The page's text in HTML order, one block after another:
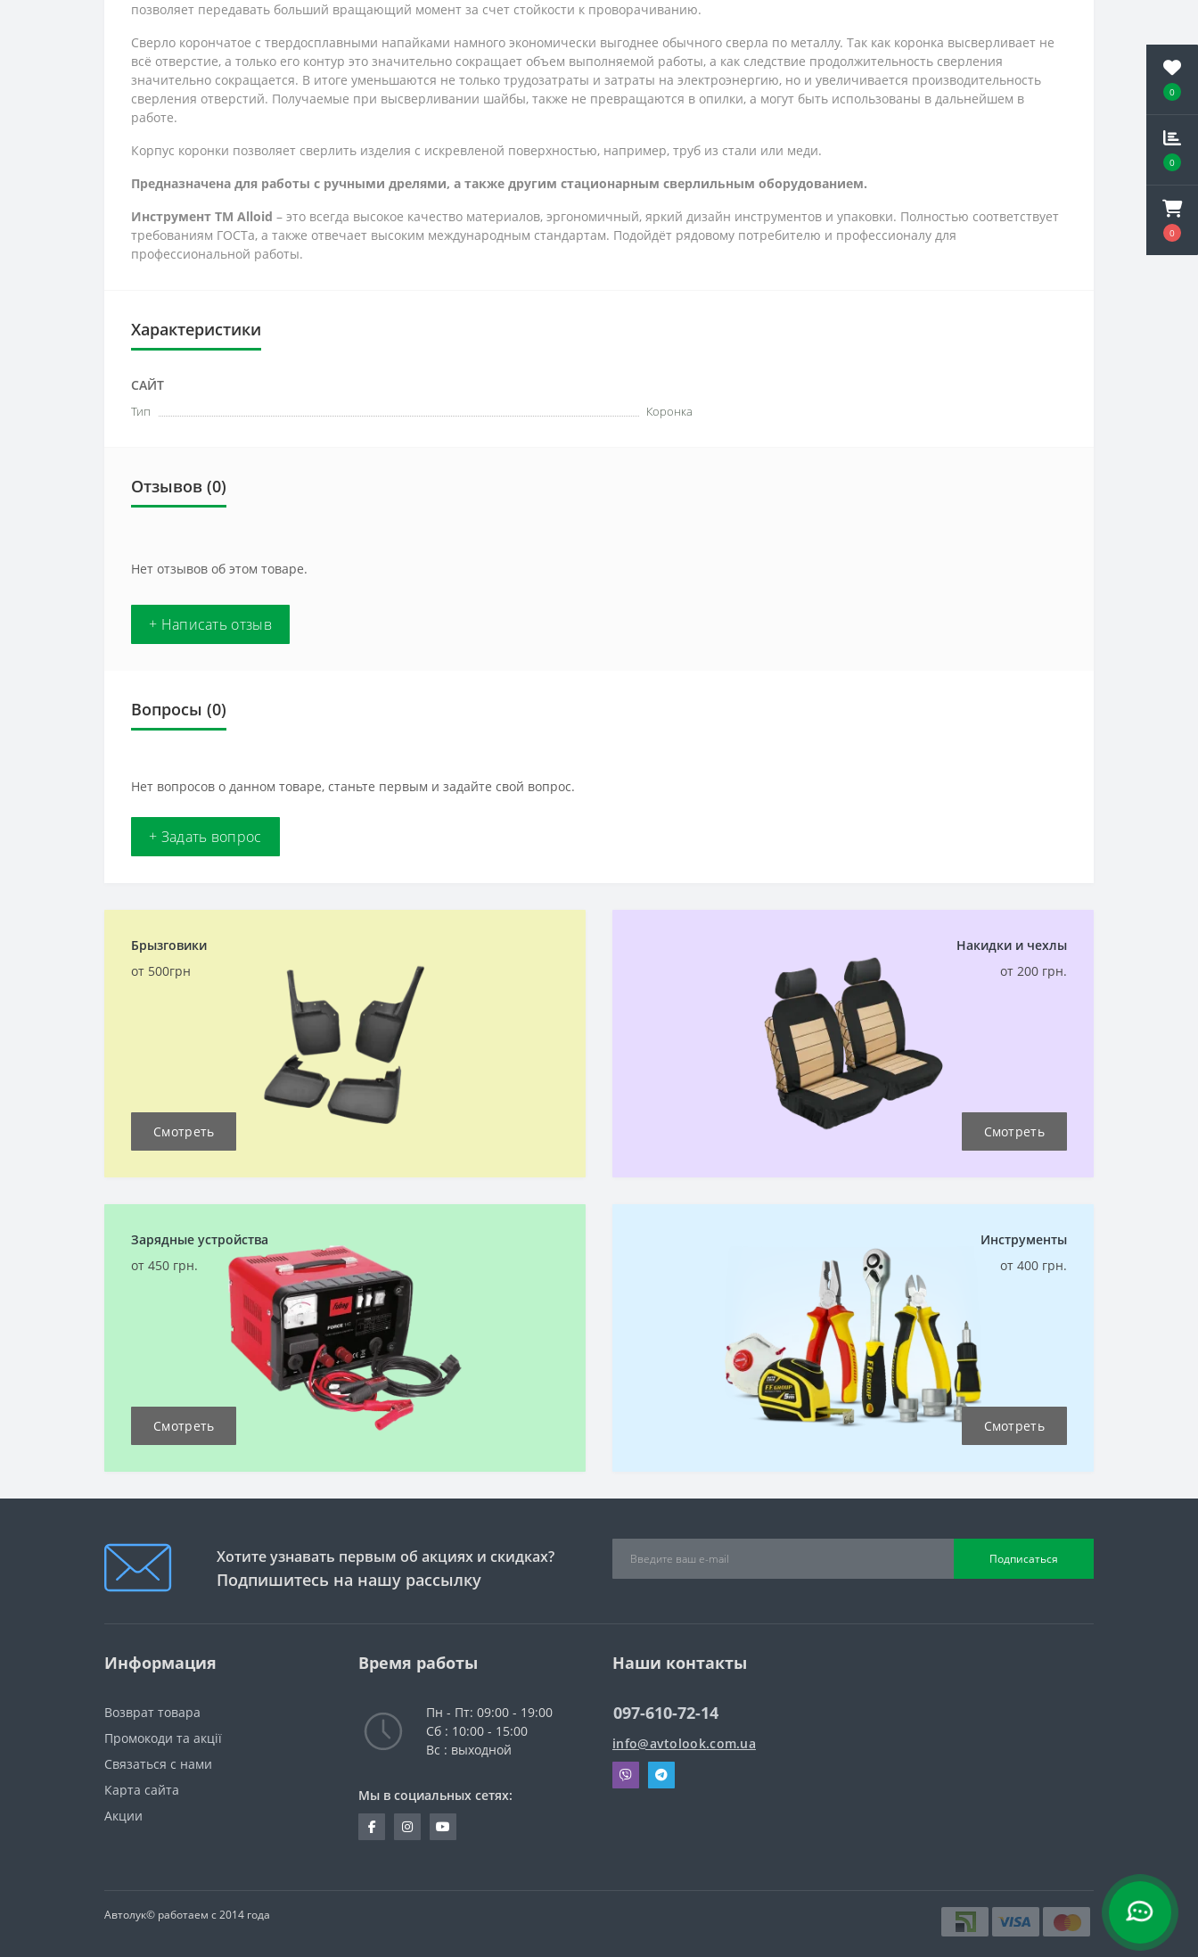
0
0
0
позволяет передавать больший вращающий момент за счет стойкости к проворачиванию.
Сверло корончатое с твердосплавными напайками намного экономически выгоднее обычного сверла по металлу. Так как коронка высверливает не
всё отверстие, а только его контур это значительно сокращает объем выполняемой работы, а как следствие продолжительность сверления
значительно сокращается. В итоге уменьшаются не только трудозатраты и затраты на электроэнергию, но и увеличивается производительность
сверления отверстий. Получаемые при высверливании шайбы, также не превращаются в опилки, а могут быть использованы в дальнейшем в
работе.
Корпус коронки позволяет сверлить изделия с искревленой поверхностью, например, труб из стали или меди.
Предназначена для работы с ручными дрелями, а также другим стационарным сверлильным оборудованием.
Инструмент ТМ Alloid – это всегда высокое качество материалов, эргономичный, яркий дизайн инструментов и упаковки. Полностью соответствует
требованиям ГОСТа, а также отвечает высоким международным стандартам. Подойдёт рядовому потребителю и профессионалу для
профессиональной работы.
Характеристики
САЙТ
Тип Коронка
Отзывов (0)
Нет отзывов об этом товаре.
+ Написать отзыв
Вопросы (0)
Нет вопросов о данном товаре, станьте первым и задайте свой вопрос.
+ Задать вопрос
Брызговики
от 500грн
Смотреть
Накидки и чехлы
от 200 грн.
Смотреть
Зарядные устройства
от 450 грн.
Смотреть
Инструменты
от 400 грн.
Смотреть
Хотите узнавать первым об акциях и скидках?
Подпишитесь на нашу рассылку
Подписаться
Информация
Возврат товара
Промокоди та акції
Связаться с нами
Карта сайта
Акции
Время работы
Пн - Пт: 09:00 - 19:00
Сб : 10:00 - 15:00
Вс : выходной
Мы в социальных сетях:
Наши контакты
097-610-72-14
info@avtolook.com.ua
Автолук© работаем с 2014 года